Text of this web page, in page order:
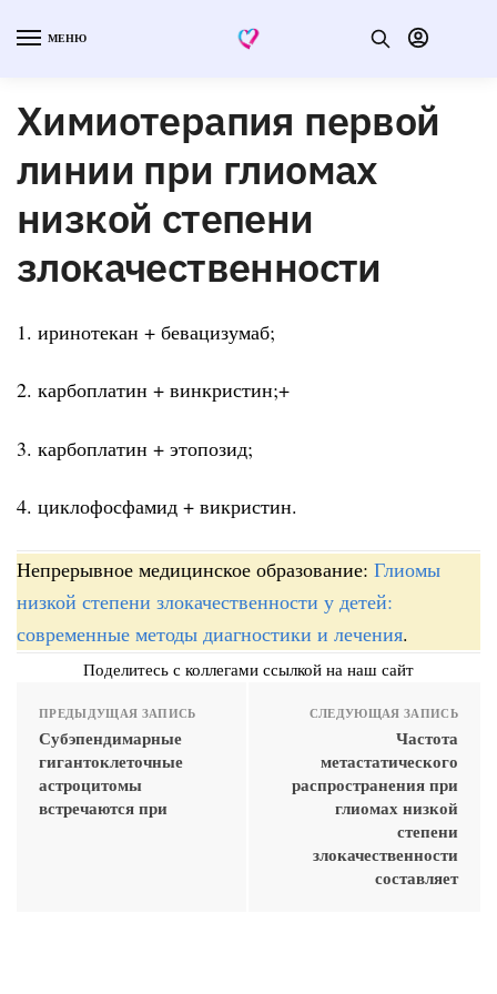
МЕНЮ
Химиотерапия первой
линии при глиомах
низкой степени
злокачественности
1. иринотекан + бевацизумаб;
2. карбоплатин + винкристин;+
3. карбоплатин + этопозид;
4. циклофосфамид + викристин.
Непрерывное медицинское образование: Глиомы
низкой степени злокачественности у детей:
современные методы диагностики и лечения.
Поделитесь с коллегами ссылкой на наш сайт
ПРЕДЫДУЩАЯ ЗАПИСЬ
Субэпендимарные
гигантоклеточные
астроцитомы
встречаются при
СЛЕДУЮЩАЯ ЗАПИСЬ
Частота
метастатического
распространения при
глиомах низкой
степени
злокачественности
составляет